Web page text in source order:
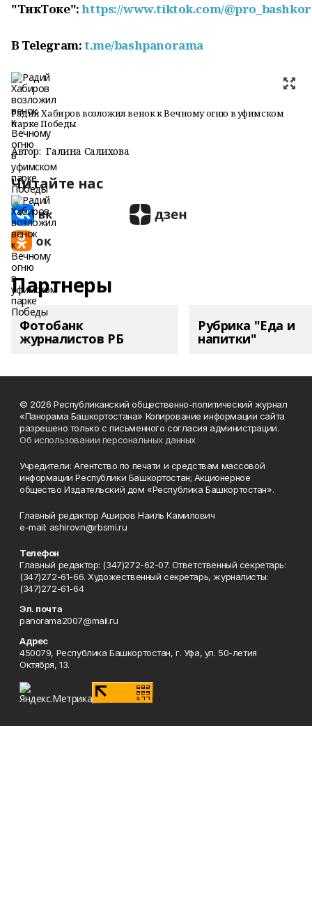
"ТикТоке":https://www.tiktok.com/
В Telegram:t.me/bashpanorama
Радий Хабиров возложил венок к Вечному огню в уфимском
парке Победы
Автор: Галина Салихова
Читайте нас
Партнеры
Фотобанк
журналистов РБ
Рубрика "Еда и
напитки"
© 2026 Республиканский общественно-политический журнал
«Панорама Башкортостана» Копирование информации сайта
разрешено только с письменного согласия администрации.
Об использовании персональных данных
Учредители: Агентство по печати и средствам массовой
информации Республики Башкортостан; Акционерное
общество Издательский дом «Республика Башкортостан».
Главный редактор Аширов Наиль Камилович
e-mail: ashirov.n@rbsmi.ru
Телефон
Главный редактор: (347)272-62-07. Ответственный секретарь:
(347)272-61-66. Художественный секретарь, журналисты:
(347)272-61-64
Эл. почта
panorama2007@mail.ru
Адрес
450079, Республика Башкортостан, г. Уфа, ул. 50-летия
Октября, 13.